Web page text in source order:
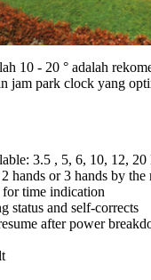
10 - 20 ° adalah
jam park clock yang
3.5 , 5, 6, 10, 12, 20
hands or 3 hands by
time indication
status and self-corrects
after power